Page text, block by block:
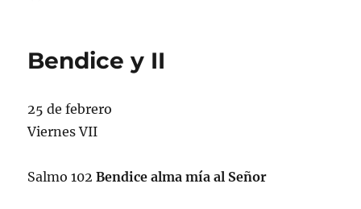
Bendice y II
25 de febrero
Viernes VII
Salmo 102Bendice alma mía al Señor